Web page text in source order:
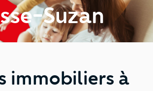
Suzan
immobiliers à